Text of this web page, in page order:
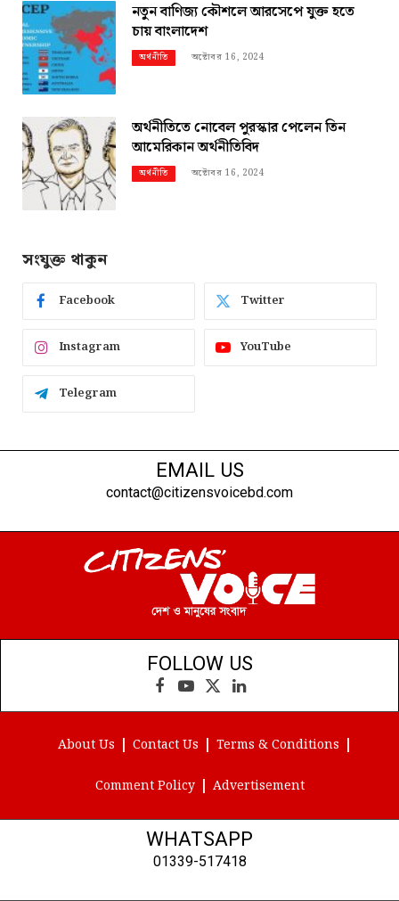
নতুন বাণিজ্য কৌশলে আরসেপে যুক্ত হতে
চায় বাংলাদেশ
অর্থনীতি অক্টোবর 16, 2024
অর্থনীতিতে নোবেল পুরস্কার পেলেন তিন
আমেরিকান অর্থনীতিবিদ
অর্থনীতি অক্টোবর 16, 2024
সংযুক্ত থাকুন
Facebook Twitter
Instagram YouTube
Telegram
EMAIL US
contact@citizensvoicebd.com
FOLLOW US
Facebook
YouTube
X
(Twitter)
LinkedIn
About Us Contact Us Terms & Conditions
Comment Policy Advertisement
WHATSAPP
01339-517418